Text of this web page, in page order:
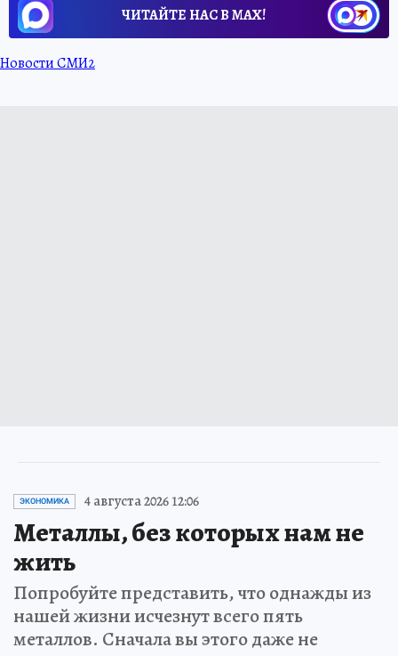
ЧИТАЙТЕ НАС В МАХ!
Новости СМИ2
ЭКОНОМИКА 4 августа 2026 12:06
Металлы, без которых нам не
жить
Попробуйте представить, что однажды из
нашей жизни исчезнут всего пять
металлов. Сначала вы этого даже не